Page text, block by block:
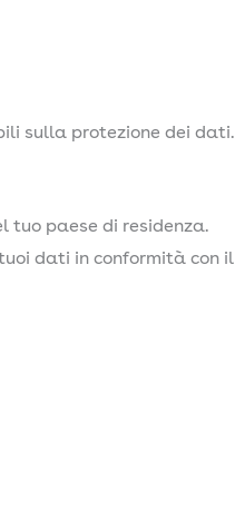
sulla protezione dei dati.
tuo paese di residenza.
dati in conformità con il